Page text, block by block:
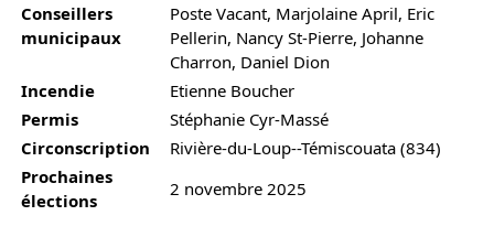
Conseillers
municipaux
Poste Vacant, Marjolaine April, Eric
Pellerin, Nancy St-Pierre, Johanne
Charron, Daniel Dion
Incendie
Etienne Boucher
Permis
Stéphanie Cyr-Massé
Circonscription
Rivière-du-Loup--Témiscouata (834)
Prochaines
élections
2 novembre 2025